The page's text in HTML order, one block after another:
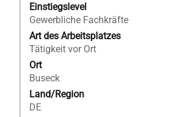
Einstiegslevel
Gewerbliche Fachkräfte
Art des Arbeitsplatzes
Tätigkeit vor Ort
Ort
Buseck
Land/Region
DE
die
Stelleninformationen
vollständig
anzuzeigen.